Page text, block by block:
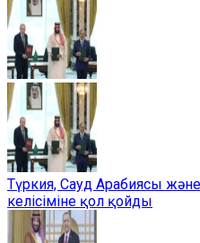
Түркия, Сауд Арабиясы
келісіміне қол қойды